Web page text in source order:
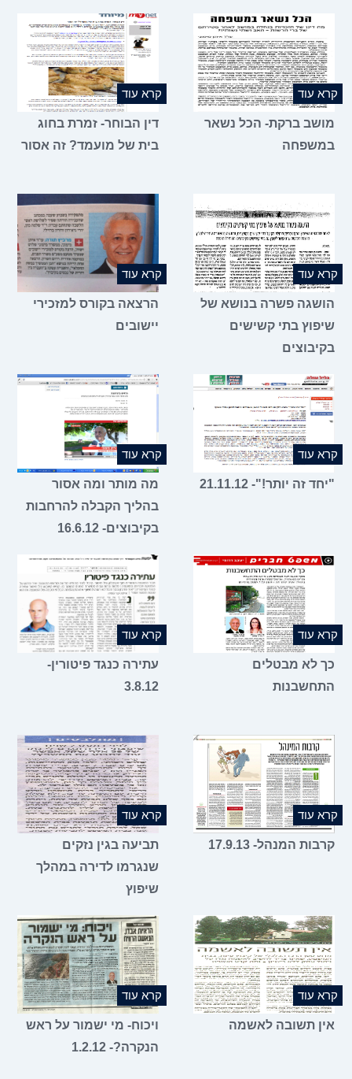
קרא עוד
מושב ברקת- הכל נשאר
במשפחה
קרא עוד
דין הבוחר- זמרת בחוג
בית של מועמד? זה אסור
קרא עוד
הושגה פשרה בנושא של
שיפוץ בתי קשישים
בקיבוצים
קרא עוד
הרצאה בקורס למזכירי
יישובים
קרא עוד
"יחד זה יותר!"- 21.11.12
קרא עוד
מה מותר ומה אסור
בהליך הקבלה להרחבות
בקיבוצים- 16.6.12
קרא עוד
כך לא מבטלים
התחשבנות
קרא עוד
עתירה כנגד פיטורין-
3.8.12
קרא עוד
קרבות המנהל- 17.9.13
קרא עוד
תביעה בגין נזקים
שנגרמו לדירה במהלך
שיפוץ
קרא עוד
אין תשובה לאשמה
קרא עוד
ויכוח- מי ישמור על ראש
הנקרה?- 1.2.12